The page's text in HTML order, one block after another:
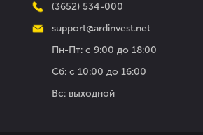
(3652) 534-000
support@ardinvest.net
Пн-Пт: с 9:00 до 18:00
Сб: с 10:00 до 16:00
Вс: выходной